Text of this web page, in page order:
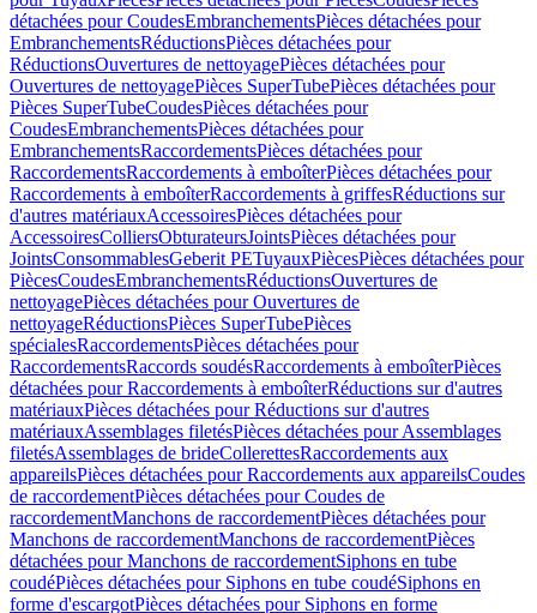
détachées pour CoudesEmbranchementsPièces détachées pour
EmbranchementsRéductionsPièces détachées pour
RéductionsOuvertures de nettoyagePièces détachées pour
Ouvertures de nettoyagePièces SuperTubePièces détachées pour
Pièces SuperTubeCoudesPièces détachées pour
CoudesEmbranchementsPièces détachées pour
EmbranchementsRaccordementsPièces détachées pour
RaccordementsRaccordements à emboîterPièces détachées pour
Raccordements à emboîterRaccordements à griffesRéductions sur
d'autres matériauxAccessoiresPièces détachées pour
AccessoiresColliersObturateursJointsPièces détachées pour
JointsConsommablesGeberit PETuyauxPiècesPièces détachées pour
PiècesCoudesEmbranchementsRéductionsOuvertures de
nettoyagePièces détachées pour Ouvertures de
nettoyageRéductionsPièces SuperTubePièces
spécialesRaccordementsPièces détachées pour
RaccordementsRaccords soudésRaccordements à emboîterPièces
détachées pour Raccordements à emboîterRéductions sur d'autres
matériauxPièces détachées pour Réductions sur d'autres
matériauxAssemblages filetésPièces détachées pour Assemblages
filetésAssemblages de brideCollerettesRaccordements aux
appareilsPièces détachées pour Raccordements aux appareilsCoudes
de raccordementPièces détachées pour Coudes de
raccordementManchons de raccordementPièces détachées pour
Manchons de raccordementManchons de raccordementPièces
détachées pour Manchons de raccordementSiphons en tube
coudéPièces détachées pour Siphons en tube coudéSiphons en
forme d'escargotPièces détachées pour Siphons en forme